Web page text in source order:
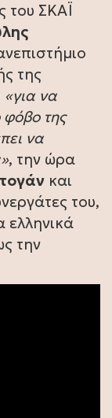
του ΣΚΑΪ
της
«για να
της
να
, την ώρα
και
του,
ελληνικά
την